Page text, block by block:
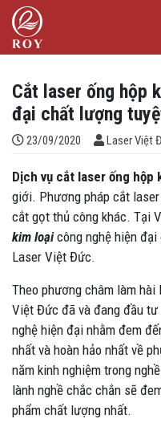
Chuyển đến nội dung
Laser Việt Đức
Cắt laser ống hộp
đại chất lượng
23/09/2020 Đăng bởi
Laser Việt
Dịch vụ cắt laser ống hộp
giới. Phương pháp cắt
cắt gọt thủ công khác. Tại
kim loạicông nghệ hiện
Laser Việt Đức.
Theo phương châm làm
Việt Đức đã và đang đầu tư
nghệ hiện đại nhằm đem
nhất và hoàn hảo nhất về
năm kinh nghiệm trong
lành nghề chắc chắn sẽ
phẩm chất lượng nhất.